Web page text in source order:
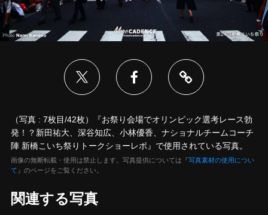
（写真 : 7枚目/42枚）『お祭り会場でオリンピック選考レース勃
発！？新田祐大、深谷知広、小林優香、ナショナルチームコーチ
陣 新橋こいち祭りトークショーレポ』で使用されている写真。
画像の無断転載・使用は禁止します。写真提供については『写真素材の使用につい
て 』のページをご覧ください。
関連する写真